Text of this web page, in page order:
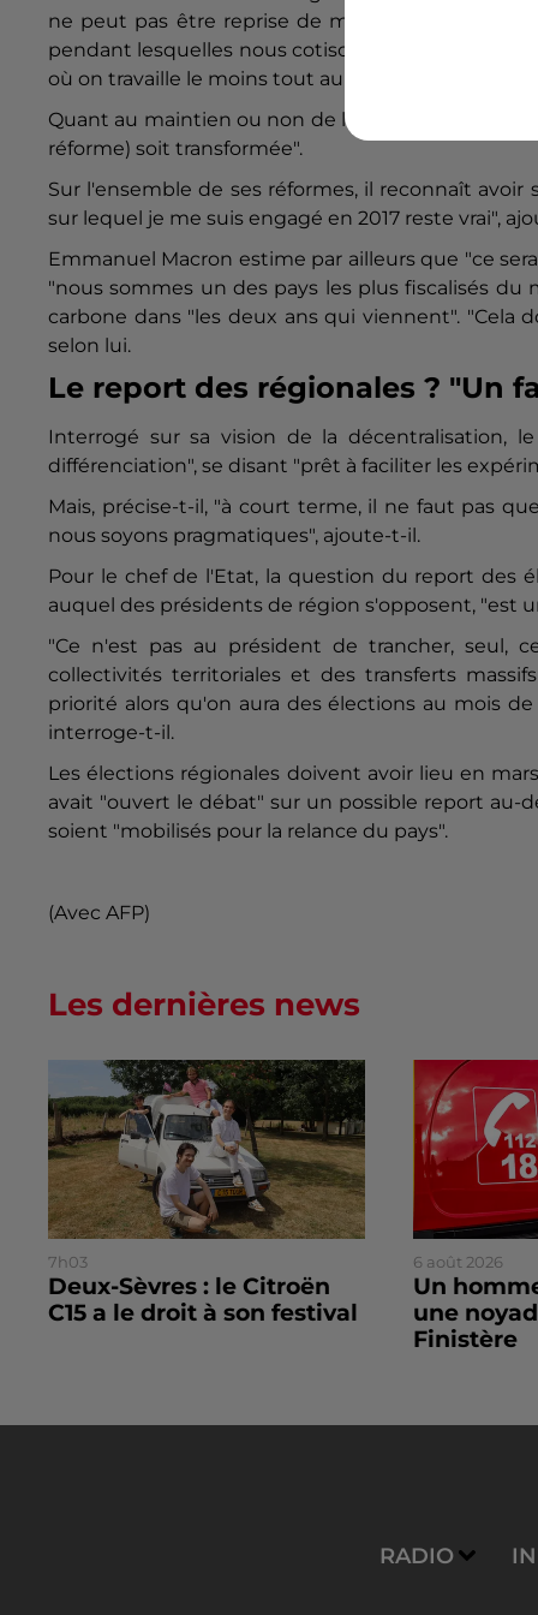
ne peut pas être reprise de manière inchangée
pendant lesquelles nous cotisons demeure
où on travaille le moins tout au long de la vie en
Quant au maintien ou non de l'âge pivot à 64 ans,
réforme) soit transformée".
Sur l'ensemble de ses réformes, il reconnaît avoir
sur lequel je me suis engagé en 2017 reste vrai",
Emmanuel Macron estime par ailleurs que "ce
"nous sommes un des pays les plus fiscalisés
carbone dans "les deux ans qui viennent".
selon lui.
Le report des régionales ? "Un
Interrogé sur sa vision de la décentralisation,
différenciation", se disant "prêt à faciliter les
Mais, précise-t-il, "à court terme, il ne faut pas
nous soyons pragmatiques", ajoute-t-il.
Pour le chef de l'Etat, la question du report des
auquel des présidents de région s'opposent, "est
"Ce n'est pas au président de trancher, seul,
collectivités territoriales et des transferts
priorité alors qu'on aura des élections au mois
interroge-t-il.
Les élections régionales doivent avoir lieu en
avait "ouvert le débat" sur un possible report au-
soient "mobilisés pour la relance du pays".
(Avec AFP)
Les dernières news
7h03
Deux-Sèvres : le Citroën
C15 a le droit à son festival
6 août 2026
Un
une
Finistère
RADIO